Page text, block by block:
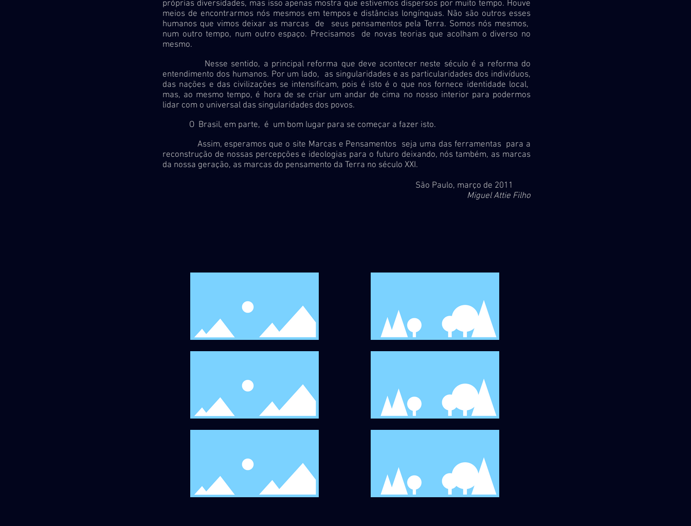
próprias diversidades, mas isso apenas mostra que estivemos dispersos por muito tempo. Houve
meios de encontrarmos nós mesmos em tempos e distâncias longínquas. Não são outros esses
humanos que vimos deixar as marcas de seus pensamentos pela Terra. Somos nós mesmos,
num outro tempo, num outro espaço. Precisamos de novas teorias que acolham o diverso no
mesmo.
Nesse sentido, a principal reforma que deve acontecer neste século é a reforma do
entendimento dos humanos. Por um lado, as singularidades e as particularidades dos indivíduos,
das nações e das civilizações se intensificam, pois é isto é o que nos fornece identidade local,
mas, ao mesmo tempo, é hora de se criar um andar de cima no nosso interior para podermos
lidar com o universal das singularidades dos povos.
O Brasil, em parte, é um bom lugar para se começar a fazer isto.
Assim, esperamos que o site Marcas e Pensamentos seja uma das ferramentas para a
reconstrução de nossas percepções e ideologias para o futuro deixando, nós também, as marcas
da nossa geração, as marcas do pensamento da Terra no século XXI.
São Paulo, março de 2011
Miguel Attie Filho